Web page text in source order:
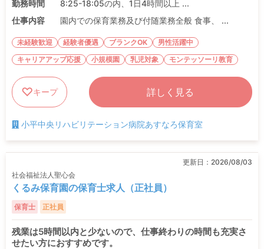
勤務時間
8:25-18:05の内、1日4時間以上 ...
仕事内容
園内での保育業務及び付随業務全般 食事、 ...
未経験歓迎 経験者優遇 ブランクOK
男性活躍中
キャリアアップ応援
小規模園 乳児対象 モンテッソーリ教育
キープ 詳しく見る
小平中央リハビリテーション病院あすなろ保育室
更新日： 2026/08/03
社会福祉法人聖心会
くるみ保育園の保育士求人（正社員）
保育士 正社員
残業は5時間以内と少ないので、仕事終わりの時間も充実さ
せたい方におすすめです。